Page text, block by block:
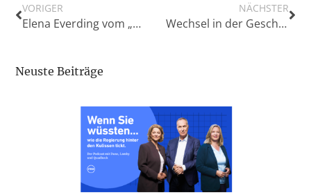
VORIGER
Elena Everding vom „Göttinger Tageblatt“ erhält Lokaljournalistenpreis der Konrad-Adenauer-Stiftung
NÄCHSTER
Wechsel in der Geschäftsführung und Chefredaktion der „DIE HARKE“/Nienburg
Neuste Beiträge